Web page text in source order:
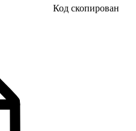
Код скопирован